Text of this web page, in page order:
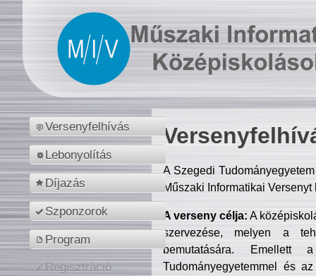
Versenyfelhívás
Lebonyolítás
Díjazás
Szponzorok
Program
Regisztráció
A Szegedi
Műszaki Informatikai
A verseny célja: A
szervezése, melyen a
bemutatására. Emellett
Tudományegyetemmel és